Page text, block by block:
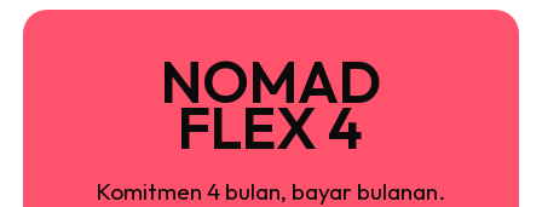
NOMAD
FLEX 4
Komitmen 4 bulan, bayar bulanan.